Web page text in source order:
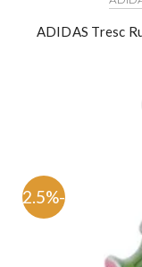
-42.5%